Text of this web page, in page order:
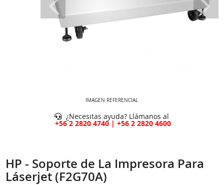
IMAGEN REFERENCIAL
¿Necesitas ayuda? Llámanos al
+56 2 2820 4740 | +56 2 2820 4600
HP - Soporte de La Impresora Para
Láserjet (F2G70A)